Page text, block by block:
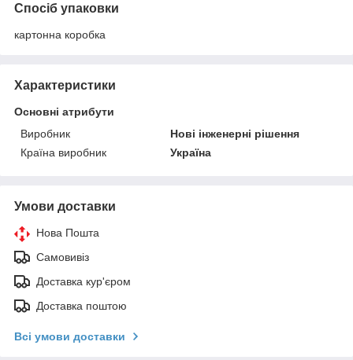
Спосіб упаковки
картонна коробка
Характеристики
Основні атрибути
Виробник
Нові інженерні рішення
Країна виробник
Україна
Умови доставки
Нова Пошта
Самовивіз
Доставка кур'єром
Доставка поштою
Всі умови доставки